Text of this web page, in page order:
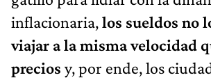
inflacionaria,los sueldos no
viajar a la misma velocidad
precios y, por ende, los